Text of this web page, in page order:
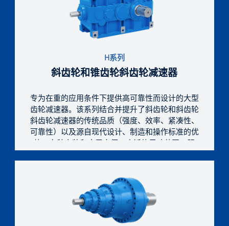
H系列
斜齿轮和锥齿轮斜齿轮减速器
专为在重的应用条件下提供高可靠性而设计的大型
齿轮减速器。该系列结合并提升了斜齿轮和斜齿轮
斜齿轮减速器的传统品质（强度、效率、紧凑性、
可靠性）以及源自现代设计、制造和操作标准的优
势：多种安装和应用方便、广泛的尺寸范围、服